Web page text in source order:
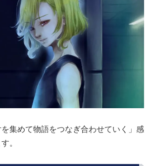
を集めて物語をつなぎ合わせていく」感
。